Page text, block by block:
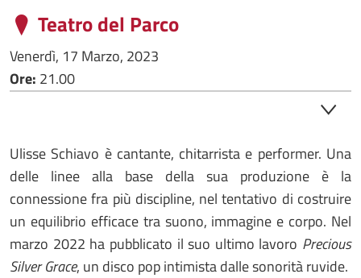
Teatro del Parco
Venerdì, 17 Marzo, 2023
Ore: 21.00
Ulisse Schiavo è cantante, chitarrista e performer. Una
delle linee alla base della sua produzione è la
connessione fra più discipline, nel tentativo di costruire
un equilibrio efficace tra suono, immagine e corpo. Nel
marzo 2022 ha pubblicato il suo ultimo lavoro Precious
Silver Grace, un disco pop intimista dalle sonorità ruvide.